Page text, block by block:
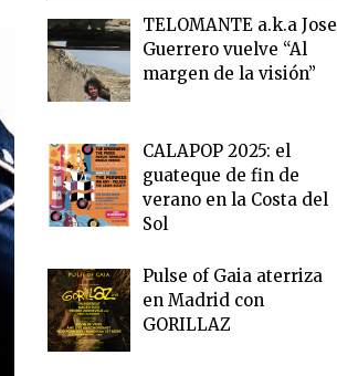
TELOMANTE a.k.a Jose
Guerrero vuelve “Al
margen de la visión”
CALAPOP 2025: el
guateque de fin de
verano en la Costa del
Sol
Pulse of Gaia aterriza
en Madrid con
GORILLAZ